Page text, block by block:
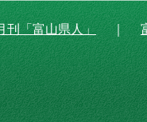
刊「富山県人」｜